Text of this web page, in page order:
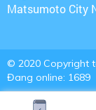
Matsumoto City
© 2020 Copyright
Đang online: 1689